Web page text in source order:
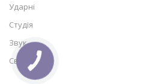
Ударні
Студія
Звук
Світло